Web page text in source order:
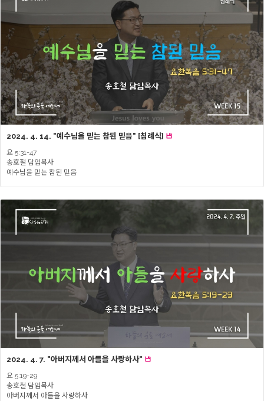
2024. 4. 14. "예수님을 믿는 참된 믿음" [침례식]
요 5:31-47
송호철 담임목사
예수님을 믿는 참된 믿음
2024. 4. 7. "아버지께서 아들을 사랑하사"
요 5:19-29
송호철 담임목사
아버지께서 아들을 사랑하사